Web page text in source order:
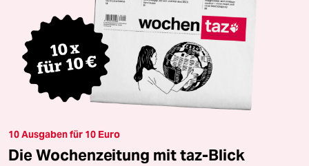
10 Ausgaben für 10 Euro
Die Wochenzeitung mit taz-Blick